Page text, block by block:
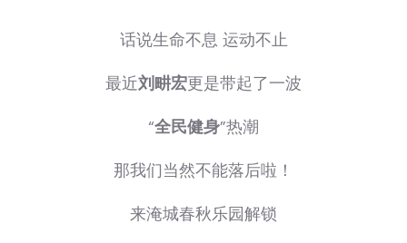
话说生命不息 运动不止
最近刘畊宏更是带起了一波
“全民健身”热潮
那我们当然不能落后啦！
来淹城春秋乐园解锁